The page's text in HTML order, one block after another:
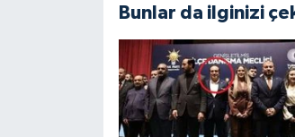
Bunlar da ilginizi